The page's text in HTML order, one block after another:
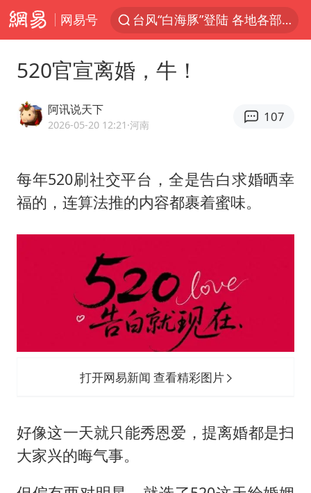
网易号
台风“白海豚”登陆 各地各部门全力应对
小沈阳加盟《披荆斩棘》
朱一龙的鼻子怎么了
三预警齐发 11个省份有大到暴雨
上海地铁4条线路全线停运
上海鼓励居家办公
国乒连续两站无缘冠军
科创50指数跌幅扩大至2%
大疆错失宇树
520官宣离婚，牛！
阿讯说天下
2026-05-20 12:21 ·河南
107
每年520刷社交平台，全是告白求婚晒幸
福的，连算法推的内容都裹着蜜味。
打开网易新闻 查看精彩图片
好像这一天就只能秀恩爱，提离婚都是扫
大家兴的晦气事。